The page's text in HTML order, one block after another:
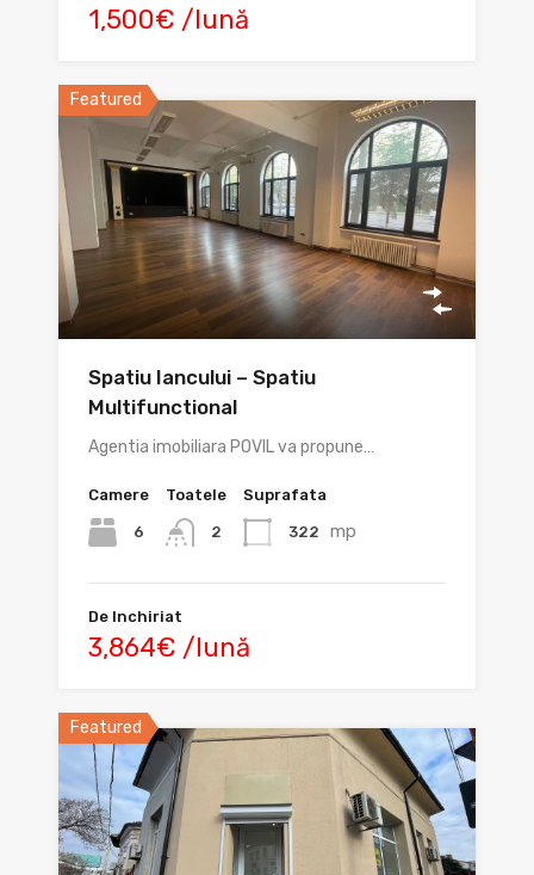
1,500€ /lună
Featured
Spatiu Iancului – Spatiu
Multifunctional
Agentia imobiliara POVIL va propune…
Camere
6
Toatele
2
Suprafata
322 mp
De Inchiriat
3,864€ /lună
Featured